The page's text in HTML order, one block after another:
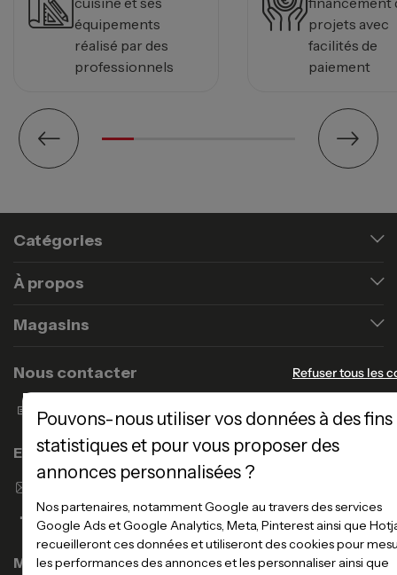
équipements
réalisé par des
professionnels
projets avec
facilités de
paiement
Catégories
À propos
Magasins
Nous contacter
Formulaire de contact
Enseigne Atlas Home
Envoyer un email
Magasins
Refuser tous les
Pouvons-nous utiliser vos données à des fins
statistiques et pour vous proposer des
annonces personnalisées ?
Nos partenaires, notamment Google au travers des services
Google Ads et Google Analytics, Meta, Pinterest ainsi que
recueilleront ces données et utiliseront des cookies pour
les performances des annonces et les personnaliser ainsi que